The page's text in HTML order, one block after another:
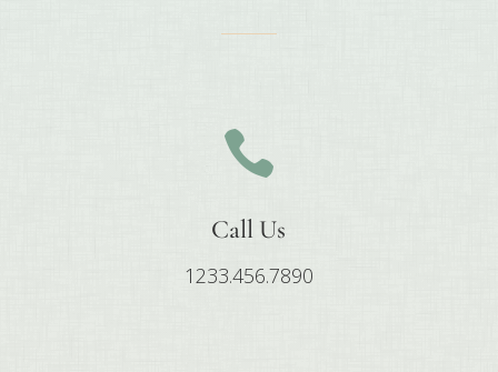

Call Us
1233.456.7890